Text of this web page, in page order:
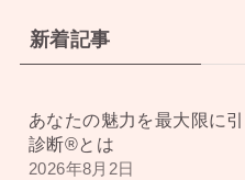
新着記事
あなたの魅力を最大限に
診断®︎とは
2026年8月2日